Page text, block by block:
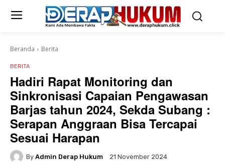
Beranda Berita
BERITA
Hadiri Rapat Monitoring dan
Sinkronisasi Capaian Pengawasan
Barjas tahun 2024, Sekda Subang :
Serapan Anggraan Bisa Tercapai
Sesuai Harapan
By Admin Derap Hukum 21 November 2024